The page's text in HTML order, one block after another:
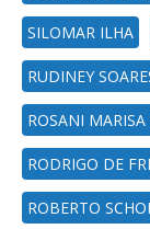
SILOMAR ILHA
RUDINEY
ROSANI
RODRIGO DE
ROBERTO